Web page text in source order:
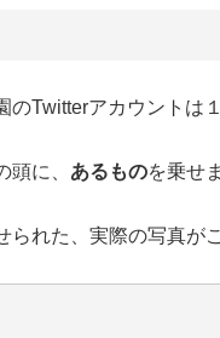
Twitterアカウントは
に、 あるものを乗せ
られた、実際の写真が